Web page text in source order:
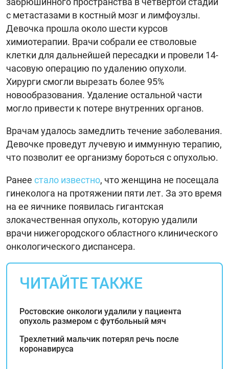
с метастазами в костный мозг и лимфоузлы.
Девочка прошла около шести курсов
химиотерапии. Врачи собрали ее стволовые
клетки для дальнейшей пересадки и провели 14-
часовую операцию по удалению опухоли.
Хирурги смогли вырезать более 95%
новообразования. Удаление остальной части
могло привести к потере внутренних органов.
Врачам удалось замедлить течение заболевания.
Девочке проведут лучевую и иммунную терапию,
что позволит ее организму бороться с опухолью.
Ранее стало известно, что женщина не посещала
гинеколога на протяжении пяти лет. За это время
на ее яичнике появилась гигантская
злокачественная опухоль, которую удалили
врачи нижегородского областного клинического
онкологического диспансера.
ЧИТАЙТЕ ТАКЖЕ
Ростовские онкологи удалили у пациента
опухоль размером с футбольный мяч
Трехлетний мальчик потерял речь после
коронавируса